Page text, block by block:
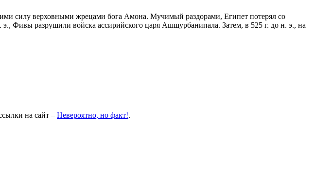
силу верховными жрецами бога Амона. Мучимый раздорами, Египет потерял со
Фивы разрушили войска ассирийского царя Ашшурбанипала. Затем, в 525 г. до н. э., на
на сайт – Невероятно, но факт!.